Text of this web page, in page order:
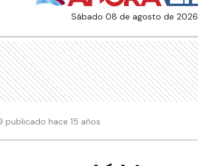
sábado 08 de agosto de 2026
publicado hace 15 años